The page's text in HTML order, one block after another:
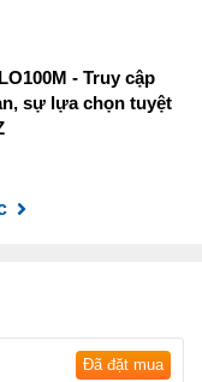
- Truy cập
sự lựa chọn tuyệt
Đã đặt mua